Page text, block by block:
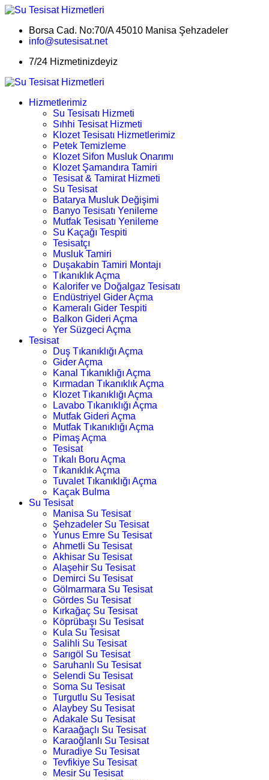
Borsa Cad. No:70/A 45010 Manisa Şehzadeler
info@sutesisat.net
7/24 Hizmetinizdeyiz
Hizmetlerimiz
Su Tesisatı Hizmeti
Sıhhi Tesisat Hizmeti
Klozet Tesisatı Hizmetlerimiz
Petek Temizleme
Klozet Sifon Musluk Onarımı
Klozet Şamandıra Tamiri
Tesisat & Tamirat Hizmeti
Su Tesisat
Batarya Musluk Değişimi
Banyo Tesisatı Yenileme
Mutfak Tesisatı Yenileme
Su Kaçağı Tespiti
Tesisatçı
Musluk Tamiri
Duşakabin Tamiri Montajı
Tıkanıklık Açma
Kalorifer ve Doğalgaz Tesisatı
Endüstriyel Gider Açma
Kameralı Gider Tespiti
Balkon Gideri Açma
Yer Süzgeci Açma
Tesisat
Duş Tıkanıklığı Açma
Gider Açma
Kanal Tıkanıklığı Açma
Kırmadan Tıkanıklık Açma
Klozet Tıkanıklığı Açma
Lavabo Tıkanıklığı Açma
Mutfak Gideri Açma
Mutfak Tıkanıklığı Açma
Pimaş Açma
Tesisat
Tıkalı Boru Açma
Tıkanıklık Açma
Tuvalet Tıkanıklığı Açma
Kaçak Bulma
Su Tesisat
Manisa Su Tesisat
Şehzadeler Su Tesisat
Yunus Emre Su Tesisat
Ahmetli Su Tesisat
Akhisar Su Tesisat
Alaşehir Su Tesisat
Demirci Su Tesisat
Gölmarmara Su Tesisat
Gördes Su Tesisat
Kırkağaç Su Tesisat
Köprübaşı Su Tesisat
Kula Su Tesisat
Salihli Su Tesisat
Sarıgöl Su Tesisat
Saruhanlı Su Tesisat
Selendi Su Tesisat
Soma Su Tesisat
Turgutlu Su Tesisat
Alaybey Su Tesisat
Adakale Su Tesisat
Karaağaçlı Su Tesisat
Karaoğlanlı Su Tesisat
Muradiye Su Tesisat
Tevfikiye Su Tesisat
Mesir Su Tesisat